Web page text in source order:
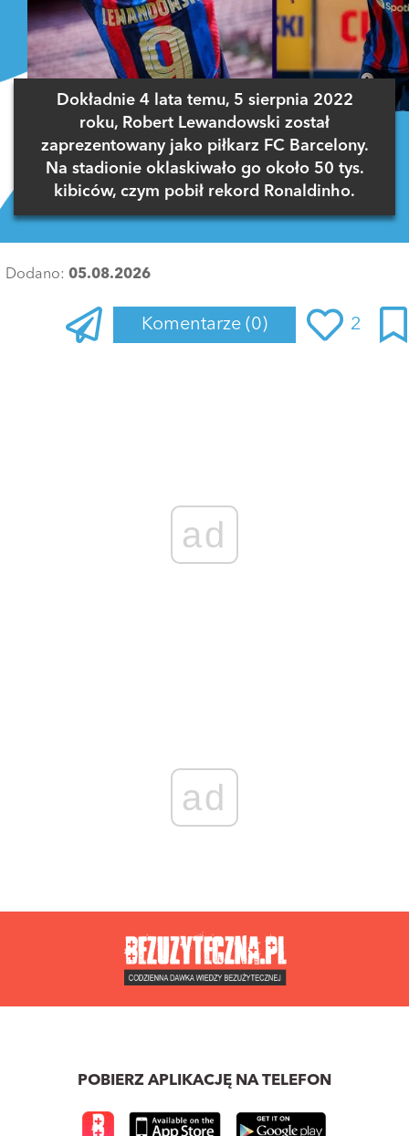
Dokładnie 4 lata temu, 5 sierpnia 2022
roku, Robert Lewandowski został
zaprezentowany jako piłkarz FC Barcelony.
Na stadionie oklaskiwało go około 50 tys.
kibiców, czym pobił rekord Ronaldinho.
Dodano: 05.08.2026
Komentarze (0) 2
ad
ad
POBIERZ APLIKACJĘ NA TELEFON